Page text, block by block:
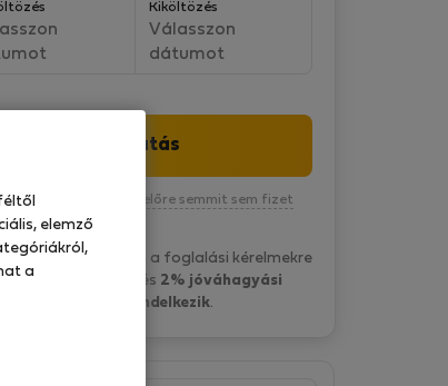
Kiköltözés
Válasszon
dátumot
Folytatás
nélkül, egyelőre semmit sem fizet
A. általában a foglalási kérelmekre
óra belül válaszol
és 2% jóváhagyási
aránnyal rendelkezik.
elemző
a